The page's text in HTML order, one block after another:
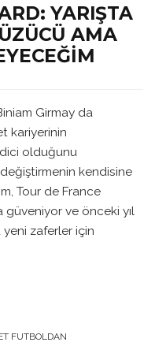
YARIŞTA
AMA
Biniam Girmay da
kariyerinin
olduğunu
kendisine
Tour de France
güveniyor ve önceki yıl
yeni zaferler için
FUTBOLDAN